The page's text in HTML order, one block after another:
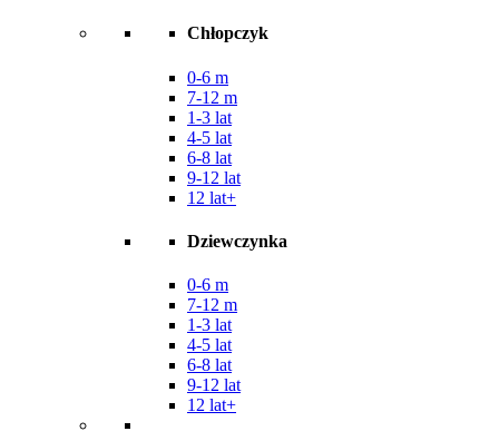
Chłopczyk
0-6 m
7-12 m
1-3 lat
4-5 lat
6-8 lat
9-12 lat
12 lat+
Dziewczynka
0-6 m
7-12 m
1-3 lat
4-5 lat
6-8 lat
9-12 lat
12 lat+